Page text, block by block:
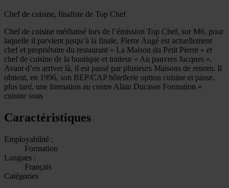
Chef de cuisine, finaliste de Top Chef
Chef de cuisine médiatisé lors de l’émission Top Chef, sur M6, pour
laquelle il parvient jusqu’à la finale, Pierre Augé est actuellement
chef et propriétaire du restaurant « La Maison du Petit Pierre » et
chef de cuisine de la boutique et traiteur « Au pauvres Jacques ».
Avant d’en arriver là, il est passé par plusieurs Maisons de renom. Il
obtient, en 1996, son BEP/CAP hôtellerie option cuisine et passe,
plus tard, une formation au centre Alain Ducasse Formation «
cuisine sous
Caractéristiques
Employabilité :
Formation
Langues :
Français
Catégories